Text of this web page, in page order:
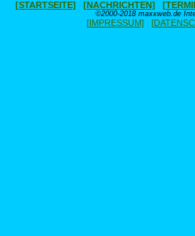
[STARTSEITE] [NACHRICHTEN]
©2000-2018 maxxweb.de
[IMPRESSUM]